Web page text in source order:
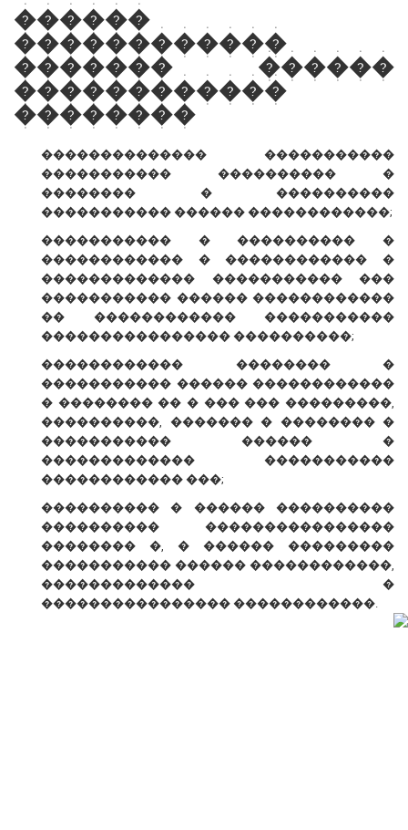
������
������������
������� ������
������������
��������
�������������� �����������
����������� ���������� �
�������� � ����������
����������� ������ ������������;
����������� � ���������� �
������������ � ������������ �
������������� ����������� ���
����������� ������ ������������
�� ������������ �����������
���������������� ����������;
������������ �������� �
����������� ������ ������������
� �������� �� � ��� ��� ���������,
����������, ������� � �������� �
����������� ������ �
������������� �����������
������������ ���;
���������� � ������ ����������
���������� ����������������
�������� �, � ������ ���������
����������� ������ ������������,
������������� �
���������������� ������������.